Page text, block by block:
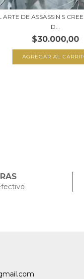
ARTE DE ASSASSIN S
D...
$30.000,00